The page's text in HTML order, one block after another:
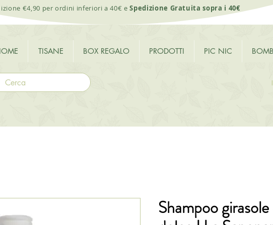
TISANE BOX REGALO PRODOTTI PIC NIC
€4,90 per ordini inferiori a 40€ eSpedizione Gratuita sopra i 40€
Shampoo